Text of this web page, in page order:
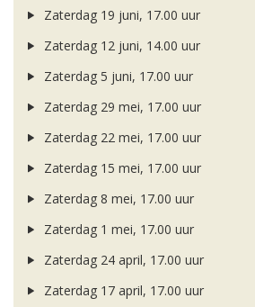
Zaterdag 19 juni, 17.00 uur
Zaterdag 12 juni, 14.00 uur
Zaterdag 5 juni, 17.00 uur
Zaterdag 29 mei, 17.00 uur
Zaterdag 22 mei, 17.00 uur
Zaterdag 15 mei, 17.00 uur
Zaterdag 8 mei, 17.00 uur
Zaterdag 1 mei, 17.00 uur
Zaterdag 24 april, 17.00 uur
Zaterdag 17 april, 17.00 uur